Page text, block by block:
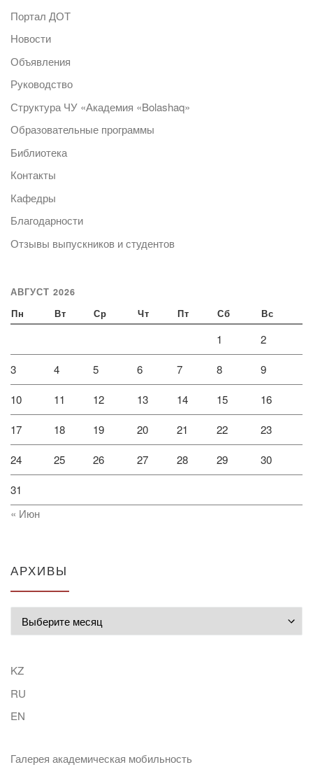
Портал ДОТ
Новости
Объявления
Руководство
Структура ЧУ «Академия «Bolashaq»
Образовательные программы
Библиотека
Контакты
Кафедры
Благодарности
Отзывы выпускников и студентов
АВГУСТ 2026
Пн Вт Ср Чт Пт Сб Вс
1 2
3 4 5 6 7 8 9
10 11 12 13 14 15 16
17 18 19 20 21 22 23
24 25 26 27 28 29 30
31
« Июн
АРХИВЫ
KZ
RU
EN
Галерея академическая мобильность